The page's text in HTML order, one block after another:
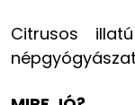
Citrusos